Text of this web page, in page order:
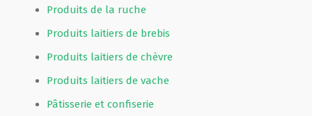
Produits de la ruche
Produits laitiers de brebis
Produits laitiers de chèvre
Produits laitiers de vache
Pâtisserie et confiserie